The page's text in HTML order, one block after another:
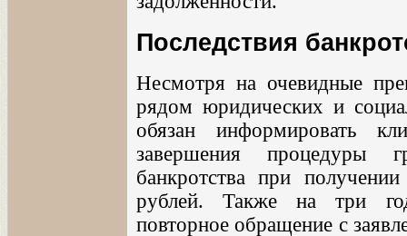
Последствия
Несмотря на очевидные
рядом юридических и
обязан информировать
завершения процедуры
банкротства при
рублей. Также на три
повторное обращение с